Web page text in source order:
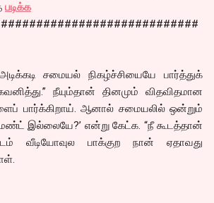
படிக்க
சமையல் நிகழ்ச்சியையே பார்த்துக்
நீயும்தான் தினமும் விதவிதமான
பார்க்கிறாய். ஆனால் சமையலில் ஒன்றும்
இல்லையே?’ என்று கேட்க. “நீ கூடத்தான்
வீடியோவுல பாக்குற நான் ஏதாவது